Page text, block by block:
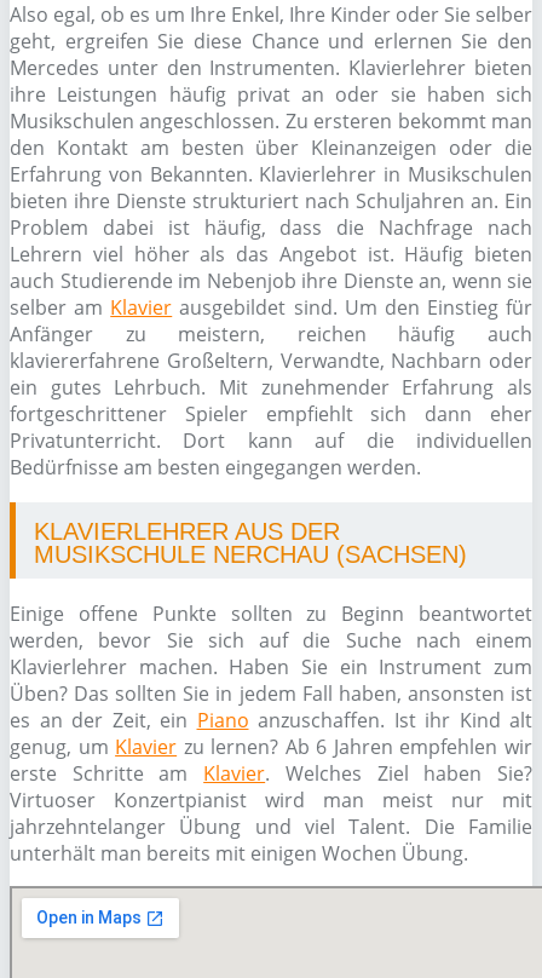
Also egal, ob es um Ihre Enkel, Ihre Kinder oder Sie selber
geht, ergreifen Sie diese Chance und erlernen Sie den
Mercedes unter den Instrumenten. Klavierlehrer bieten
ihre Leistungen häufig privat an oder sie haben sich
Musikschulen angeschlossen. Zu ersteren bekommt man
den Kontakt am besten über Kleinanzeigen oder die
Erfahrung von Bekannten. Klavierlehrer in Musikschulen
bieten ihre Dienste strukturiert nach Schuljahren an. Ein
Problem dabei ist häufig, dass die Nachfrage nach
Lehrern viel höher als das Angebot ist. Häufig bieten
auch Studierende im Nebenjob ihre Dienste an, wenn sie
selber am Klavier ausgebildet sind. Um den Einstieg für
Anfänger zu meistern, reichen häufig auch
klaviererfahrene Großeltern, Verwandte, Nachbarn oder
ein gutes Lehrbuch. Mit zunehmender Erfahrung als
fortgeschrittener Spieler empfiehlt sich dann eher
Privatunterricht. Dort kann auf die individuellen
Bedürfnisse am besten eingegangen werden.
KLAVIERLEHRER AUS DER
MUSIKSCHULE NERCHAU (SACHSEN)
Einige offene Punkte sollten zu Beginn beantwortet
werden, bevor Sie sich auf die Suche nach einem
Klavierlehrer machen. Haben Sie ein Instrument zum
Üben? Das sollten Sie in jedem Fall haben, ansonsten ist
es an der Zeit, ein Piano anzuschaffen. Ist ihr Kind alt
genug, um Klavier zu lernen? Ab 6 Jahren empfehlen wir
erste Schritte am Klavier. Welches Ziel haben Sie?
Virtuoser Konzertpianist wird man meist nur mit
jahrzehntelanger Übung und viel Talent. Die Familie
unterhält man bereits mit einigen Wochen Übung.